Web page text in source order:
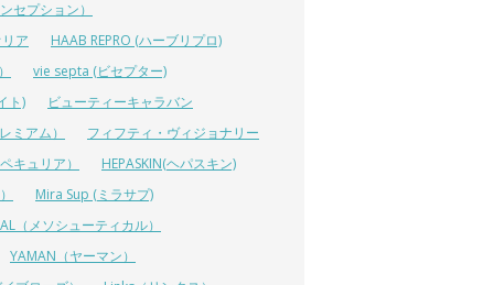
セプション）
ア
HAAB REPRO (ハーブリプロ)
vie septa (ビセプター)
ト)
ビューティーキャラバン
ミアム）
フィフティ・ヴィジョナリー
キュリア）
HEPASKIN(ヘパスキン)
Mira Sup (ミラサプ)
（メソシューティカル）
YAMAN（ヤーマン）